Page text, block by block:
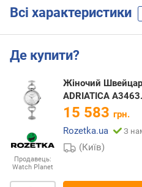
Всі характеристики
Де купити?
Продавець:
Watch Planet
Жіночий
ADRIATICA
15 583 грн.
Rozetka.ua
З
(Київ)